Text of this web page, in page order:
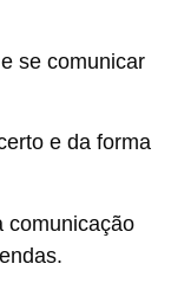
se comunicar
e da forma
comunicação